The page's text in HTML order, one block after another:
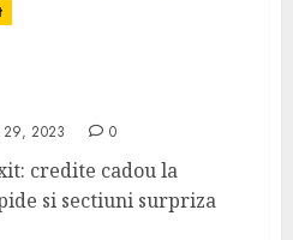
29, 2023 0
credite cadou la
si sectiuni surpriza